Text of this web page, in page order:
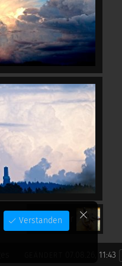
Schlösser
07.08.26, 11:43
Verstanden